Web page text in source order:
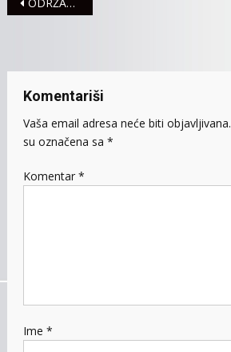
Komentariši
Vaša email adresa neće biti objavljivana.
su označena sa *
Komentar *
Ime *